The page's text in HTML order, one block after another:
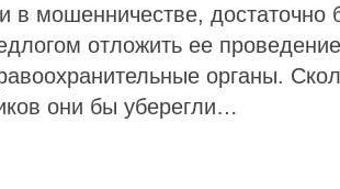
в мошенничестве,
отложить ее
органы.
они бы уберегли…